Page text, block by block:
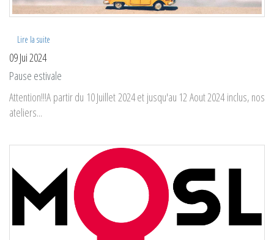
Lire la suite
09 Jui 2024
Pause estivale
Attention!!!A partir du 10 Juillet 2024 et jusqu'au 12 Aout 2024 inclus, nos
ateliers...